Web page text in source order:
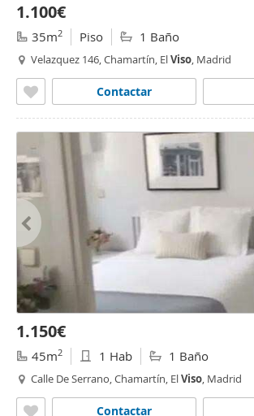
1.100€
35m2 Piso 1 Baño
Velazquez 146, Chamartín, ElViso, Madrid
Contactar
1.150€
45m2 1 Hab 1 Baño
Calle De Serrano, Chamartín, ElViso, Madrid
Contactar